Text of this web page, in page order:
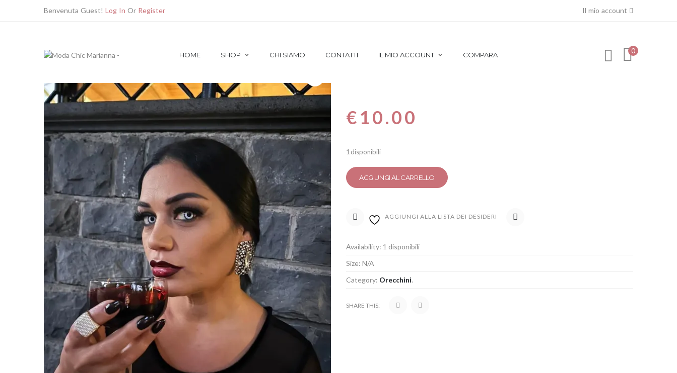
Benvenuta Guest! Log In Or Register Il mio account
HOME SHOP CHI SIAMO CONTATTI IL MIO ACCOUNT COMPARA 0
€10.00
1 disponibili
AGGIUNGI AL CARRELLO
AGGIUNGI ALLA LISTA DEI DESIDERI
Availability: 1 disponibili
Size: N/A
Category: Orecchini.
SHARE THIS: